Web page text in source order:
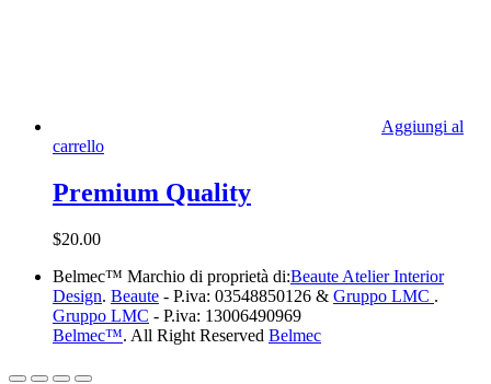
Aggiungi al
carrello
Premium Quality
$20.00
Belmec™ Marchio di proprietà di:Beaute Atelier Interior
Design. Beaute - P.iva: 03548850126 & Gruppo LMC .
Gruppo LMC - P.iva: 13006490969
Belmec™. All Right Reserved Belmec